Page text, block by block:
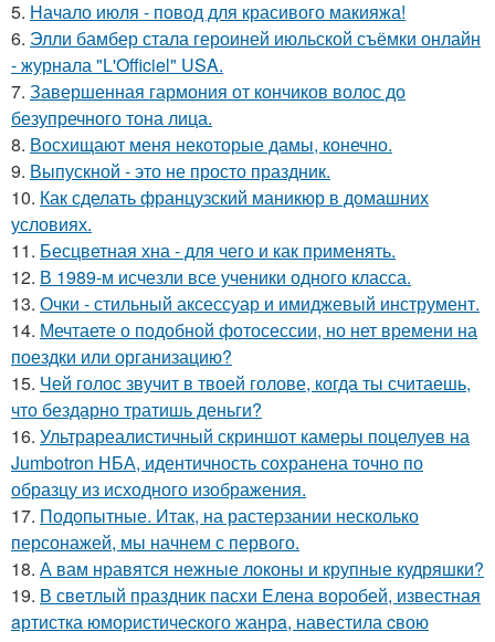
5. Начало июля - повод для красивого макияжа!
6. Элли бамбер стала героиней июльской съёмки онлайн
- журнала "L'Officiel" USA.
7. Завершенная гармония от кончиков волос до
безупречного тона лица.
8. Восхищают меня некоторые дамы, конечно.
9. Выпускной - это не просто праздник.
10. Как сделать французский маникюр в домашних
условиях.
11. Бесцветная хна - для чего и как применять.
12. В 1989-м исчезли все ученики одного класса.
13. Очки - стильный аксессуар и имиджевый инструмент.
14. Мечтаете о подобной фотосессии, но нет времени на
поездки или организацию?
15. Чей голос звучит в твоей голове, когда ты считаешь,
что бездарно тратишь деньги?
16. Ультрареалистичный скриншот камеры поцелуев на
Jumbotron НБА, идентичность сохранена точно по
образцу из исходного изображения.
17. Подопытные. Итак, на растерзании несколько
персонажей, мы начнем с первого.
18. А вам нравятся нежные локоны и крупные кудряшки?
19. В свeтлый праздник пасxи Eлена воробей, известная
aртистка юмористичеcкого жанрa, навестила cвою